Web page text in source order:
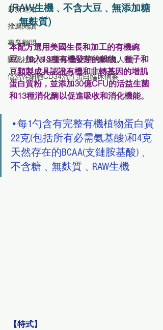
最新通知
推薦閱讀
專業顧問
關愛社會[養生寶高電位受惠機構及人士]
倍活幹細胞CD34活性蛋白臨床個案
(RAW生機﹑不含大豆﹑無添加糖
﹑無麩質)
本配方選用美國生長和加工的有機豌
豆，加入13種有機發芽的穀物、種子和
豆類製成具認證有機和非轉基因的增肌
蛋白質粉，並添加30億CFU的活益生菌
和13種消化酶以促進吸收和消化機能。
•每1勺含有完整有機植物蛋白質
22克(包括所有必需氨基酸)和4克
天然存在的BCAA(支鏈胺基酸)﹑
不含糖﹑無麩質﹑RAW生機
【特式】